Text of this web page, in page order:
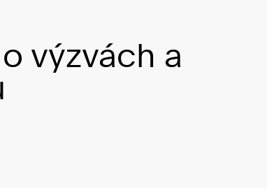
výzvách a